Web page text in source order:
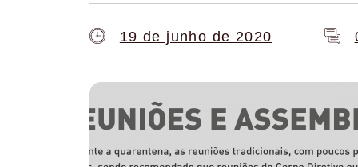
19 de junho de 2020